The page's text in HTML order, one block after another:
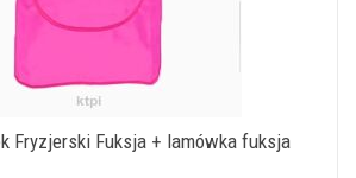
Fryzjerski Fuksja + lamówka fuksja